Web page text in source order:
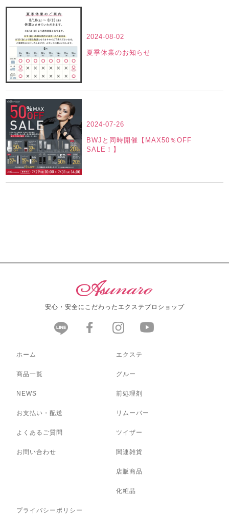
2024-08-02
夏季休業のお知らせ
2024-07-26
BWJと同時開催【MAX50％OFF
SALE！】
安心・安全にこだわったエクステプロショップ
ホーム
商品一覧
NEWS
お支払い・配送
よくあるご質問
お問い合わせ
エクステ
グルー
前処理剤
リムーバー
ツイザー
関連雑貨
店販商品
化粧品
プライバシーポリシー